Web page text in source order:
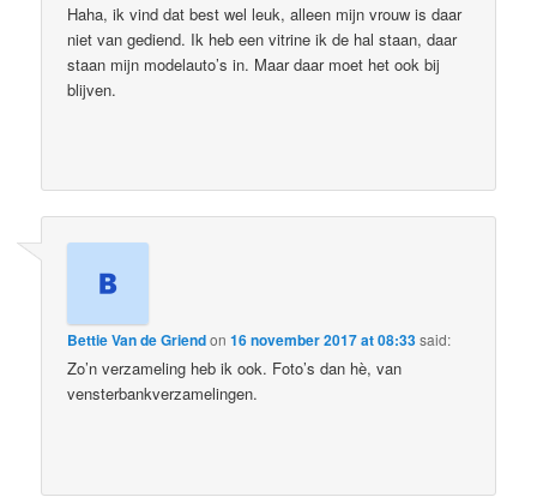
Haha, ik vind dat best wel leuk, alleen mijn vrouw is daar
niet van gediend. Ik heb een vitrine ik de hal staan, daar
staan mijn modelauto’s in. Maar daar moet het ook bij
blijven.
Bettie Van de Griendon16 november 2017 at 08:33said:
Zo’n verzameling heb ik ook. Foto’s dan hè, van
vensterbankverzamelingen.